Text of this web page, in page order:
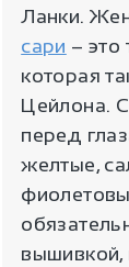
Ланки.
сари –
которая
Цейлона.
перед
желтые,
вышивкой,